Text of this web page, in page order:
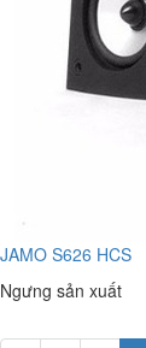
JAMO S626 HCS
Ngưng sản xuất